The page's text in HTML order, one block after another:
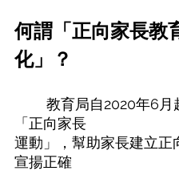
何謂「正向家長教
化」？
「正向家長
運動」，幫助家長建立正
宣揚正確